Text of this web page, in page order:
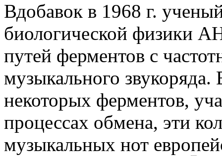
Вдобавок в 1968 г.
биологической физики
путей ферментов с
музыкального
некоторых ферментов,
процессах обмена, эти
музыкальных нот